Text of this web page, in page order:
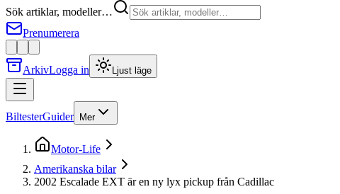
Sök artiklar, modeller…
Prenumerera
ArkivLogga in Ljust läge
BiltesterGuider Mer
Motor-Life
Amerikanska bilar
2002 Escalade EXT är en ny lyx pickup från Cadillac